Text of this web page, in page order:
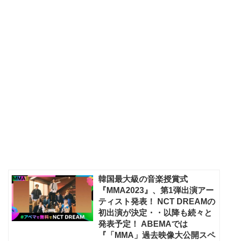
韓国最大級の音楽授賞式
『MMA2023』、第1弾出演アー
ティスト発表！ NCT DREAMの
初出演が決定・・以降も続々と
発表予定！ ABEMAでは
『「MMA」過去映像大公開スペ